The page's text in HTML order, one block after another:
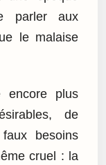
parler aux
le malaise
encore plus
de
besoins
cruel : la